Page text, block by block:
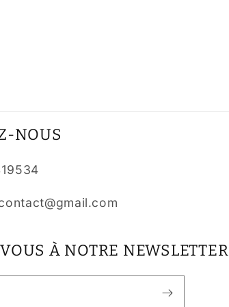
NOUS
À NOTRE NEWSLETTER